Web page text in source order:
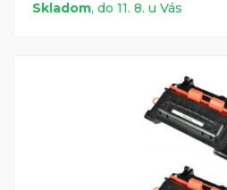
Skladom, do 11. 8. u Vás